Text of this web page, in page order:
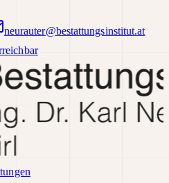
neurauter@bestattungsinstitut.at